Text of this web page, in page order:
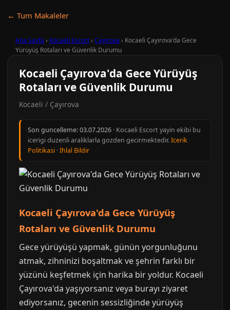
← Tum Makaleler
Ana Sayfa › Kocaeli Escort› Çayırova › Kocaeli Çayırova'da Gece
Yürüyüş Rotaları ve Güvenlik Durumu
Kocaeli Çayırova'da Gece Yürüyüş
Rotaları ve Güvenlik Durumu
Kocaeli / Çayırova
Son guncelleme:03.07.2026 · Kocaeli Escort yayin ekibi bu
icerigi duzenli araliklarla gozden gecirmektedir.Icerik
Politikasi ·Ihlal Bildir
Kocaeli Çayırova'da Gece Yürüyüş
Rotaları ve Güvenlik Durumu
Gece yürüyüşü yapmak, günün yorgunluğunu
atmak, zihninizi boşaltmak ve şehrin farklı bir
yüzünü keşfetmek için harika bir yoldur. Kocaeli
Çayırova'da yaşıyorsanız veya burayı ziyaret
ediyorsanız, gecenin sessizliğinde yürüyüş